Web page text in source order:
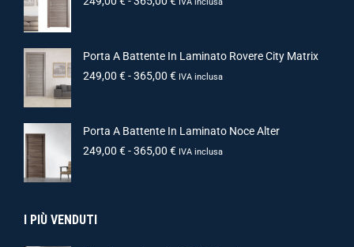
Porta A Battente In Laminato Rovere City Matrix
249,00 €-365,00 € IVA inclusa
Porta A Battente In Laminato Noce Alter
249,00 €-365,00 € IVA inclusa
I PIÙ VENDUTI